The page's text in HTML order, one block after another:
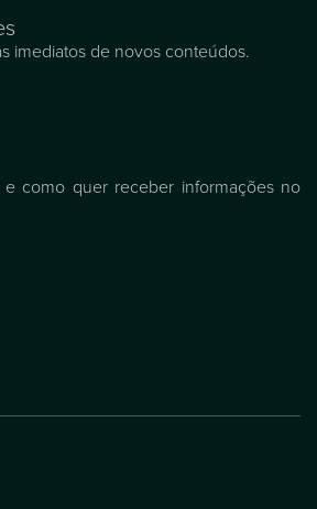
imediatos de novos conteúdos.
e como quer receber informações no